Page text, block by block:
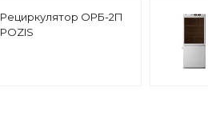
Рециркулятор ОРБ-2П
POZIS